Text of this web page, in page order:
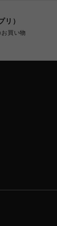
リ）
買い物